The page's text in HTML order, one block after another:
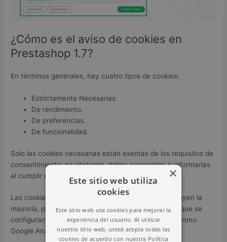
¿Cómo es el aviso de cookies en
Prestashop 1.7?
En términos generales, hay cuatro tipos de cookies:
Estrictamente Necesarias.
De rendimiento.
De preferencias.
De funcionalidad.
Solo las cookies necesarias están exentas de los requisitos de
consentimiento; no obstante, debes conocerlas e informarlas
al cumplir con la obligación del aviso de cookies.
Las cookies de preferencias y funcionalidad constituyen la
mayoría, porque a menudo son cookies de terceros que se
configuran en tu sitio cuando utilizas sus servicios, como
Google Analytics, HubSpot, Facebook, etc.
×
Este sitio web utiliza
cookies
Este sitio web usa cookies para mejorar la
experiencia del usuario. Al utilizar
nuestro sitio web, usted acepta todas las
cookies de acuerdo con nuestra Política